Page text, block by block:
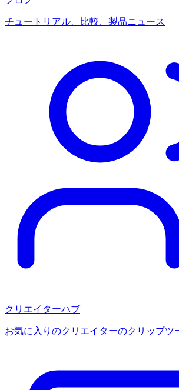
チュートリアル、比較、製品ニュース
クリエイターハブ
お気に入りのクリエイターのクリップツ